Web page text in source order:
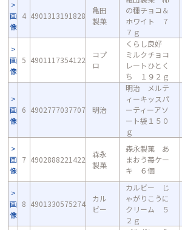
画
像
4 4901313191828
亀田
製菓
の種チョコ＆
ホワイト ７
７ｇ
画
像
5 4901117354122
コプ
ロ
くらし良好
ミルクチョコ
レートひとく
ち １９２ｇ
画
像
6 4902777037707 明治
明治 メルテ
ィーキッスパ
ーティーアソ
ート袋１５０
ｇ
画
像
7 4902888221422
森永
製菓
森永製菓 あ
まおう苺ケー
キ ６個
画
像
8 4901330575274
カル
ビー
カルビー じ
ゃがりこうに
クリーム ５
２ｇ